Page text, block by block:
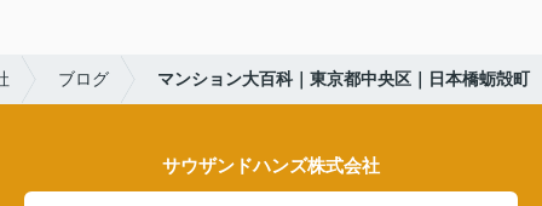
ブログ マンション大百科｜東京都中央区｜日本橋蛎殻町
サウザンドハンズ株式会社